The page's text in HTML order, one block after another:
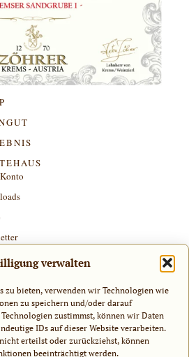
verwalten
zu bieten, verwenden wir Technologien wie
zu speichern und/oder darauf
zustimmst, können wir Daten
IDs auf dieser Website verarbeiten.
erteilst oder zurückziehst, können
beeinträchtigt werden.
& Anfahrt